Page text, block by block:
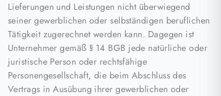
Lieferungen und Leistungen nicht überwiegend
seiner gewerblichen oder selbständigen beruflichen
Tätigkeit zugerechnet werden kann. Dagegen ist
Unternehmer gemäß § 14 BGB jede natürliche oder
juristische Person oder rechtsfähige
Personengesellschaft, die beim Abschluss des
Vertrags in Ausübung ihrer gewerblichen oder